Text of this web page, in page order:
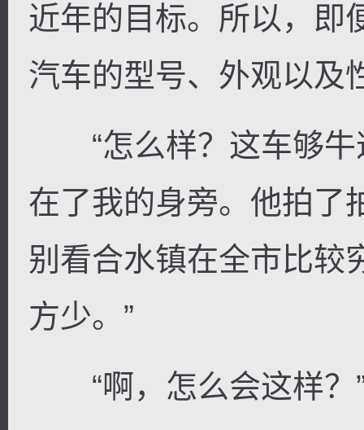
近年的目标。所以，即
汽车的型号、外观以及
“怎么样？这车够牛
在了我的身旁。他拍了
别看合水镇在全市比较
方少。”
“啊，怎么会这样？